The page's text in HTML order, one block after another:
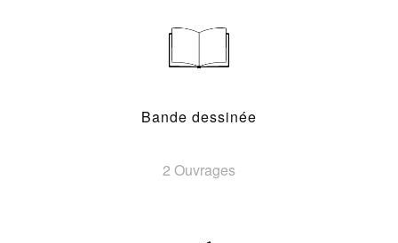
Bande dessinée
2 Ouvrages